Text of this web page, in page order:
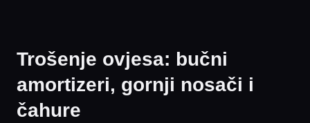
Trošenje ovjesa: bučni
amortizeri, gornji nosači i
čahure